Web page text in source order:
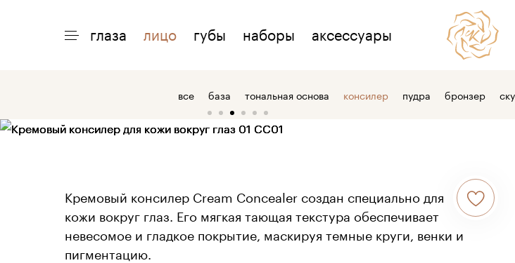
глаза лицо губы наборы аксессуары
ПОМОЩЬ
доставка
ДЛЯ СВЯЗИ
оптовым
все база тональная основа консилер пудра бронзер
Кремовый консилер Cream Concealer создан специально для
кожи вокруг глаз. Его мягкая тающая текстура обеспечивает
невесомое и гладкое покрытие, маскируя темные круги, венки и
пигментацию.